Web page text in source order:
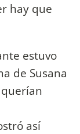
hay que
estuvo
de Susana
así